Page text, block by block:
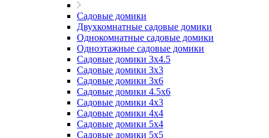
Садовые домики
Двухкомнатные садовые домики
Однокомнатные садовые домики
Одноэтажные садовые домики
Садовые домики 3x4.5
Садовые домики 3х3
Садовые домики 3х6
Садовые домики 4.5x6
Садовые домики 4x3
Садовые домики 4x4
Садовые домики 5х4
Садовые домики 5х5